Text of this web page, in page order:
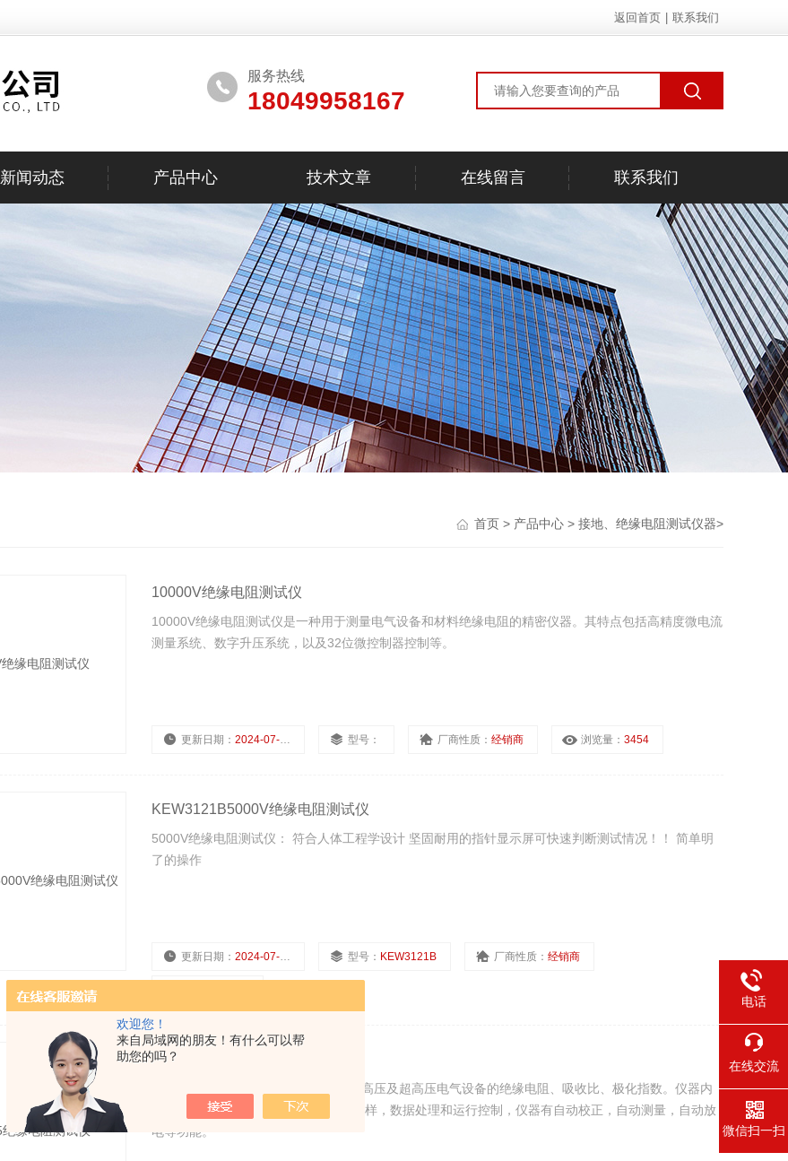
欢迎您！
来自局域网的朋友！有什么可以帮
助您的吗？
返回首页 联系我们
服务热线
18049958167
新闻动态 产品中心 技术文章 在线留言 联系我们
首页 > 产品中心 > 接地、绝缘电阻测试仪器>
10000V绝缘电阻测试仪
10000V绝缘电阻测试仪是一种用于测量电气设备和材料绝缘电阻的精密仪器。其特点包括高精度微电流
测量系统、数字升压系统，以及32位微控制器控制等。
更新日期： 2024-07-22 型号： 厂商性质： 经销商 浏览量： 3454
KEW3121B5000V绝缘电阻测试仪
5000V绝缘电阻测试仪： 符合人体工程学设计 坚固耐用的指针显示屏可快速判断测试情况！！ 简单明
了的操作
更新日期： 2024-07-19 型号： KEW3121B 厂商性质： 经销商
JY-3125绝缘电阻测试仪
JY-3125绝缘电阻测试仪主要用于测量高压及超高压电气设备的绝缘电阻、吸收比、极化指数。仪器内
置两套高性能单片机可同时进行数据采样，数据处理和运行控制，仪器有自动校正，自动测量，自动放
电等功能。
电话
在线交流
微信扫一扫